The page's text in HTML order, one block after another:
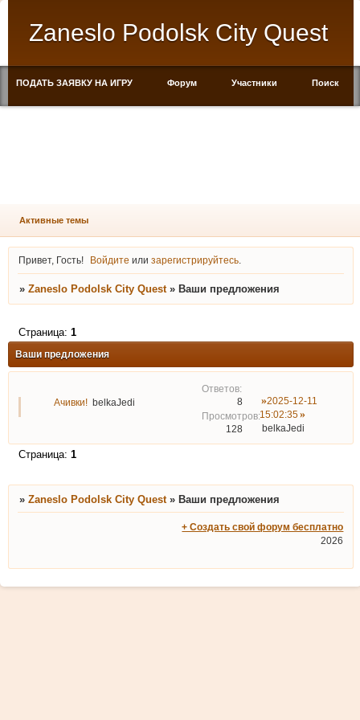
Zaneslo Podolsk City Quest
ПОДАТЬ ЗАЯВКУ НА ИГРУ Форум Участники Поиск
Активные темы
Привет, Гость! Войдите илизарегистрируйтесь
» Zaneslo Podolsk City Quest » Ваши предложения
Ваши предложения
Страница: 1
Ачивки! belkaJedi 8
128
2025-12-11
15:02:35
belkaJedi
Страница: 1
» Zaneslo Podolsk City Quest » Ваши предложения
+ Создать свой форум бесплатно
2026